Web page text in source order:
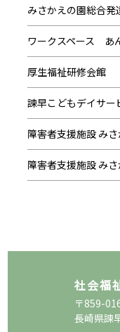
みさかえの園総合
ワークスペース あ
厚生福祉研修会館
諫早こどもデイサ
障害者支援施設 み
障害者支援施設 み
社会福
〒859-
長崎県諫